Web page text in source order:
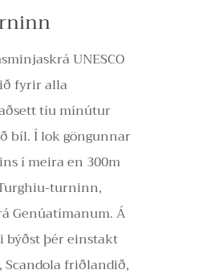
UNESCO
fyrir alla
tíu mínútur
bíl. Í lok göngunnar
í meira en 300m
turninn,
Genúatímanum. Á
þér einstakt
friðlandið,